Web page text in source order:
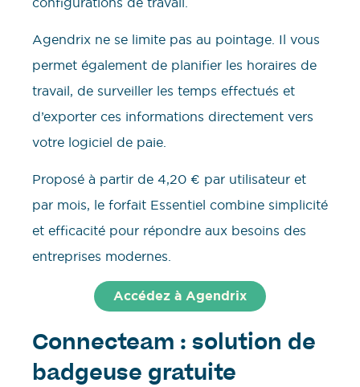
Agendrix ne se limite pas au pointage. Il vous
permet également de planifier les horaires de
travail, de surveiller les temps effectués et
d’exporter ces informations directement vers
votre logiciel de paie.
Proposé à partir de 4,20 € par utilisateur et
par mois, le forfait Essentiel combine simplicité
et efficacité pour répondre aux besoins des
entreprises modernes.
Accédez à Agendrix
Connecteam : solution de
badgeuse gratuite